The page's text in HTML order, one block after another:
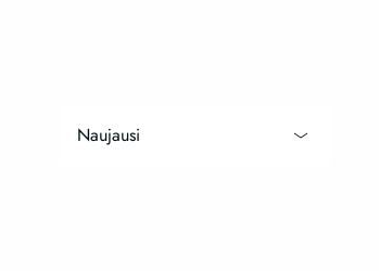
Naujausi